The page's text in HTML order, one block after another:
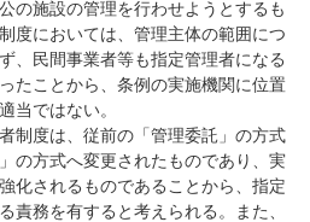
の施設の管理を行わせようとするも
度においては、管理主体の範囲につ
、民間事業者等も指定管理者になる
たことから、条例の実施機関に位置
当ではない。
制度は、従前の「管理委託」の方式
の方式へ変更されたものであり、実
化されるものであることから、指定
責務を有すると考えられる。また、